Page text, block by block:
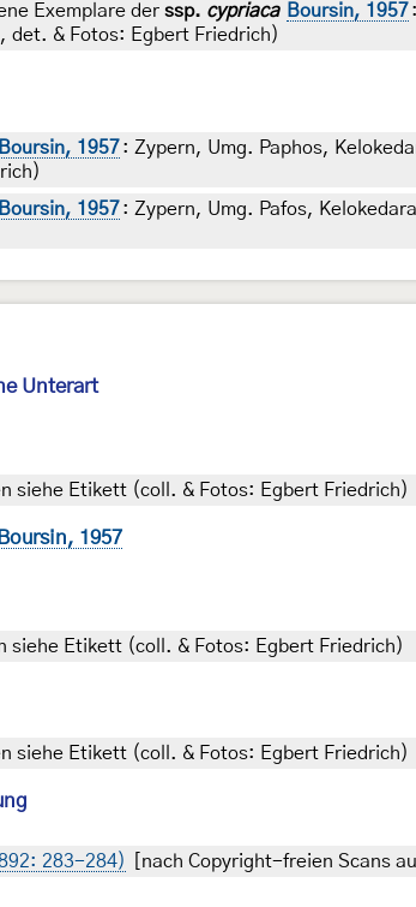
Exemplare der ssp. cypriaca Boursin, 1957
& Fotos: Egbert Friedrich)
Boursin, 1957: Zypern, Umg. Paphos,
Boursin, 1957: Zypern, Umg. Pafos,
Unterart
siehe Etikett (coll. & Fotos: Egbert Friedrich)
Boursin, 1957
siehe Etikett (coll. & Fotos: Egbert Friedrich)
siehe Etikett (coll. & Fotos: Egbert Friedrich)
283-284) [nach Copyright-freien Scans